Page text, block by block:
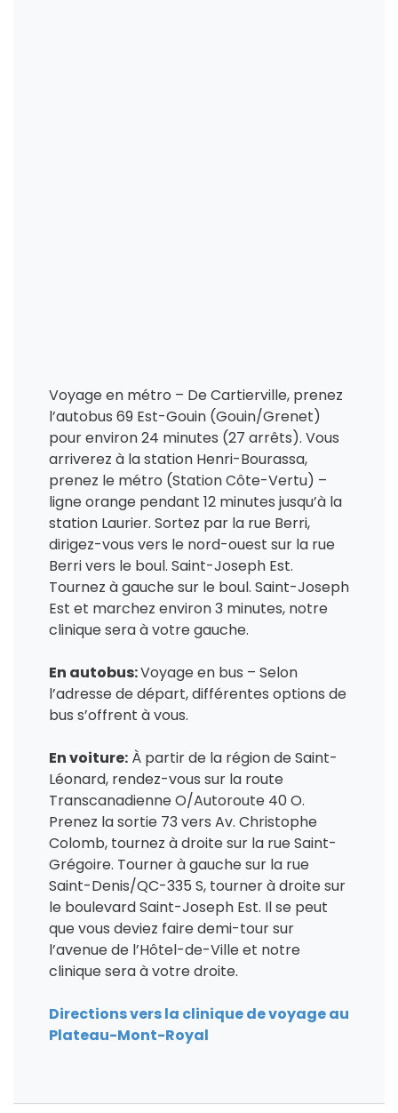
Voyage en métro – De Cartierville, prenez
l’autobus 69 Est-Gouin (Gouin/Grenet)
pour environ 24 minutes (27 arrêts). Vous
arriverez à la station Henri-Bourassa,
prenez le métro (Station Côte-Vertu) –
ligne orange pendant 12 minutes jusqu’à la
station Laurier. Sortez par la rue Berri,
dirigez-vous vers le nord-ouest sur la rue
Berri vers le boul. Saint-Joseph Est.
Tournez à gauche sur le boul. Saint-Joseph
Est et marchez environ 3 minutes, notre
clinique sera à votre gauche.
En autobus:Voyage en bus – Selon
l’adresse de départ, différentes options de
bus s’offrent à vous.
En voiture: À partir de la région de Saint-
Léonard, rendez-vous sur la route
Transcanadienne O/Autoroute 40 O.
Prenez la sortie 73 vers Av. Christophe
Colomb, tournez à droite sur la rue Saint-
Grégoire. Tourner à gauche sur la rue
Saint-Denis/QC-335 S, tourner à droite sur
le boulevard Saint-Joseph Est. Il se peut
que vous deviez faire demi-tour sur
l’avenue de l’Hôtel-de-Ville et notre
clinique sera à votre droite.
Directions vers la clinique de voyage au
Plateau-Mont-Royal